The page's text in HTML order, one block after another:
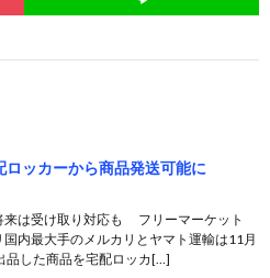
ロッカーから商品発送可能に
来は受け取り対応も フリーマーケット
国内最大手のメルカリとヤマト運輸は11月
品した商品を宅配ロッカ[…]